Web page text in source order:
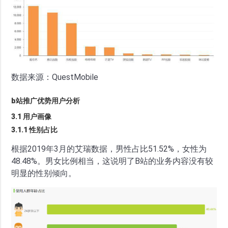
数据来源：QuestMobile
b站推广优势用户分析
3.1 用户画像
3.1.1 性别占比
根据2019年3月的艾瑞数据，男性占比51.52%，女性为
48.48%。男女比例相当，这说明了B站的业务内容没有较
明显的性别倾向。